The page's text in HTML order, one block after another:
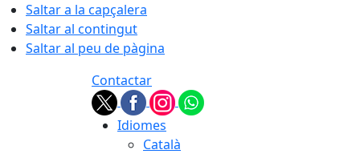
Saltar a la capçalera
Saltar al contingut
Saltar al peu de pàgina
Contactar
Idiomes
Català